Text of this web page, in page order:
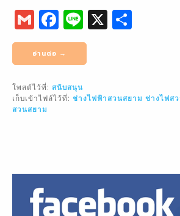
G
m
ai
l
F
a
c
e
b
Li
n
e
X
อ่านต่อ →
โพสต์ไว้ที่: สนับสนุน
เก็บเข้าไฟล์ไว้ที่: ช่างไฟฟ้าสวนสยาม ช่างไฟส
สวนสยาม